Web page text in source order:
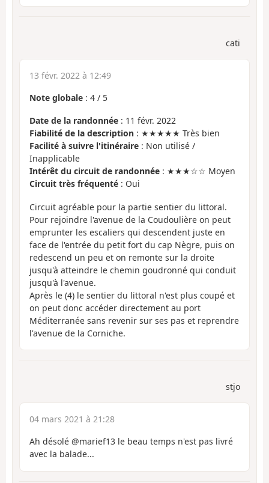
cati
13 févr. 2022 à 12:49
Note globale : 4 / 5
Date de la randonnée : 11 févr. 2022
Fiabilité de la description : ★★★★★ Très bien
Facilité à suivre l'itinéraire : Non utilisé /
Inapplicable
Intérêt du circuit de randonnée : ★★★☆☆ Moyen
Circuit très fréquenté : Oui
Circuit agréable pour la partie sentier du littoral.
Pour rejoindre l'avenue de la Coudoulière on peut
emprunter les escaliers qui descendent juste en
face de l'entrée du petit fort du cap Nègre, puis on
redescend un peu et on remonte sur la droite
jusqu'à atteindre le chemin goudronné qui conduit
jusqu'à l'avenue.
Après le (4) le sentier du littoral n'est plus coupé et
on peut donc accéder directement au port
Méditerranée sans revenir sur ses pas et reprendre
l'avenue de la Corniche.
stjo
04 mars 2021 à 21:28
Ah désolé @marief13 le beau temps n'est pas livré
avec la balade...